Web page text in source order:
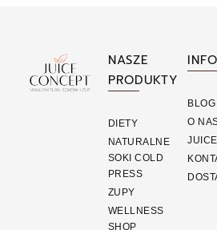
NASZE
PRODUKTY
DIETY
NATURALNE
SOKI COLD
PRESS
ZUPY
WELLNESS
SHOP
BLOG
O